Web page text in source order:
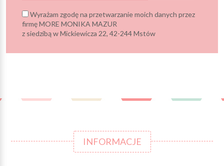
Wyrażam zgodę na przetwarzanie moich danych przez
firmę MORE MONIKA MAZUR
z siedzibą w Mickiewicza 22, 42-244 Mstów
INFORMACJE